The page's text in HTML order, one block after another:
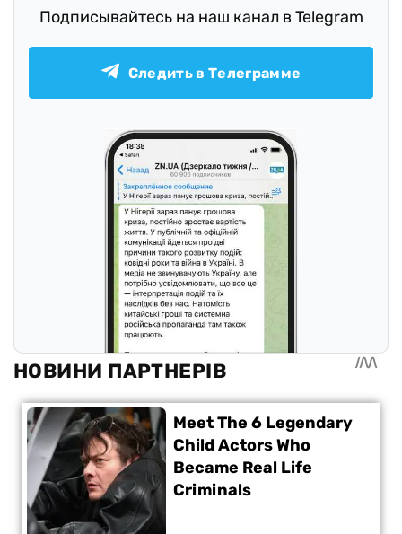
Подписывайтесь на наш канал в Telegram
Следить в Телеграмме